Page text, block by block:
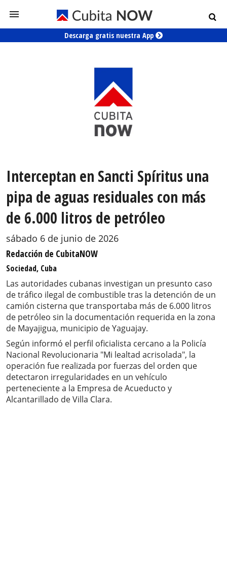
Descarga gratis nuestra App
Interceptan en Sancti Spíritus una
pipa de aguas residuales con más
de 6.000 litros de petróleo
sábado 6 de junio de 2026
Redacción de CubitaNOW
Sociedad, Cuba
Las autoridades cubanas investigan un presunto caso
de tráfico ilegal de combustible tras la detención de un
camión cisterna que transportaba más de 6.000 litros
de petróleo sin la documentación requerida en la zona
de Mayajigua, municipio de Yaguajay.
Según informó el perfil oficialista cercano a la Policía
Nacional Revolucionaria "Mi lealtad acrisolada", la
operación fue realizada por fuerzas del orden que
detectaron irregularidades en un vehículo
perteneciente a la Empresa de Acueducto y
Alcantarillado de Villa Clara.